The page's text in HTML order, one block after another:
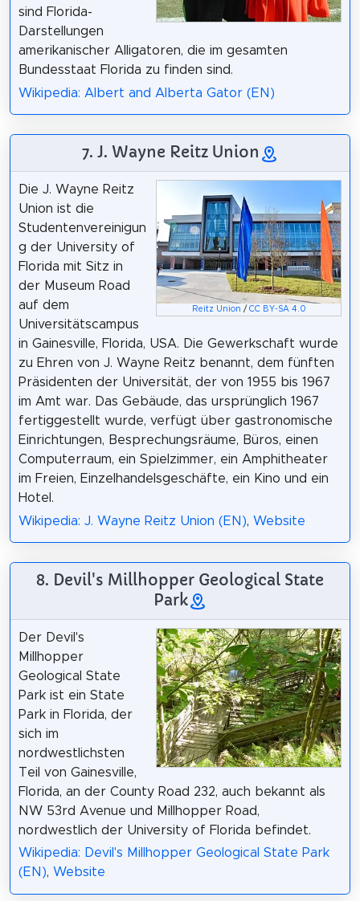
sind Florida-
Darstellungen
amerikanischer Alligatoren, die im gesamten
Bundesstaat Florida zu finden sind.
Wikipedia: Albert and Alberta Gator (EN)
7. J. Wayne Reitz Union
Reitz Union / CC BY-SA 4.0
Die J. Wayne Reitz
Union ist die
Studentenvereinigun
g der University of
Florida mit Sitz in
der Museum Road
auf dem
Universitätscampus
in Gainesville, Florida, USA. Die Gewerkschaft wurde
zu Ehren von J. Wayne Reitz benannt, dem fünften
Präsidenten der Universität, der von 1955 bis 1967
im Amt war. Das Gebäude, das ursprünglich 1967
fertiggestellt wurde, verfügt über gastronomische
Einrichtungen, Besprechungsräume, Büros, einen
Computerraum, ein Spielzimmer, ein Amphitheater
im Freien, Einzelhandelsgeschäfte, ein Kino und ein
Hotel.
Wikipedia: J. Wayne Reitz Union (EN), Website
8. Devil's Millhopper Geological State
Park
Der Devil's
Millhopper
Geological State
Park ist ein State
Park in Florida, der
sich im
nordwestlichsten
Teil von Gainesville,
Florida, an der County Road 232, auch bekannt als
NW 53rd Avenue und Millhopper Road,
nordwestlich der University of Florida befindet.
Wikipedia: Devil's Millhopper Geological State Park
(EN), Website